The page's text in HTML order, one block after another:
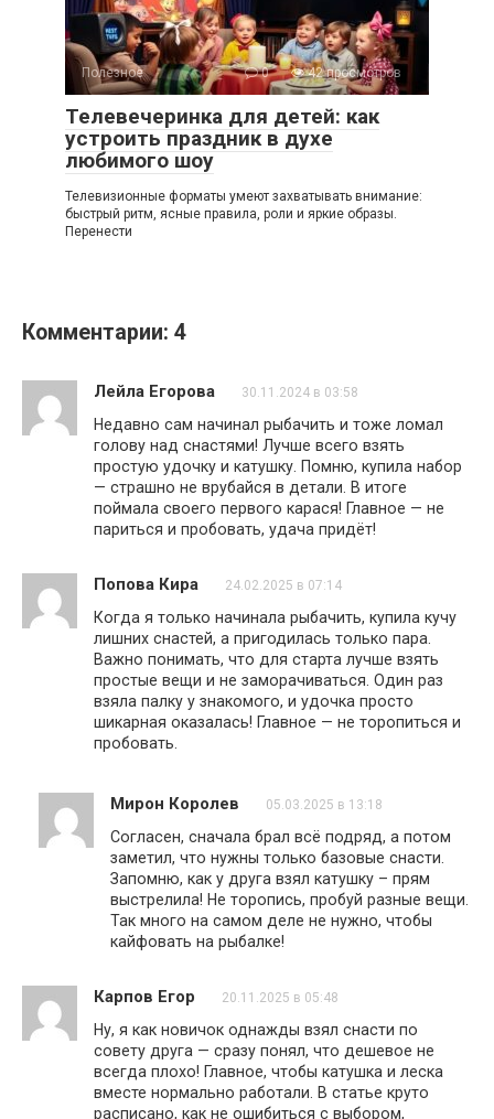
Полезное 0 42 просмотров
Телевечеринка для детей: как
устроить праздник в духе
любимого шоу
Телевизионные форматы умеют захватывать внимание:
быстрый ритм, ясные правила, роли и яркие образы.
Перенести
Комментарии: 4
Лейла Егорова 30.11.2024 в 03:58
Недавно сам начинал рыбачить и тоже ломал
голову над снастями! Лучше всего взять
простую удочку и катушку. Помню, купила набор
— страшно не врубайся в детали. В итоге
поймала своего первого карася! Главное — не
париться и пробовать, удача придёт!
Попова Кира 24.02.2025 в 07:14
Когда я только начинала рыбачить, купила кучу
лишних снастей, а пригодилась только пара.
Важно понимать, что для старта лучше взять
простые вещи и не заморачиваться. Один раз
взяла палку у знакомого, и удочка просто
шикарная оказалась! Главное — не торопиться и
пробовать.
Мирон Королев 05.03.2025 в 13:18
Согласен, сначала брал всё подряд, а потом
заметил, что нужны только базовые снасти.
Запомню, как у друга взял катушку – прям
выстрелила! Не торопись, пробуй разные вещи.
Так много на самом деле не нужно, чтобы
кайфовать на рыбалке!
Карпов Егор 20.11.2025 в 05:48
Ну, я как новичок однажды взял снасти по
совету друга — сразу понял, что дешевое не
всегда плохо! Главное, чтобы катушка и леска
вместе нормально работали. В статье круто
расписано, как не ошибиться с выбором,